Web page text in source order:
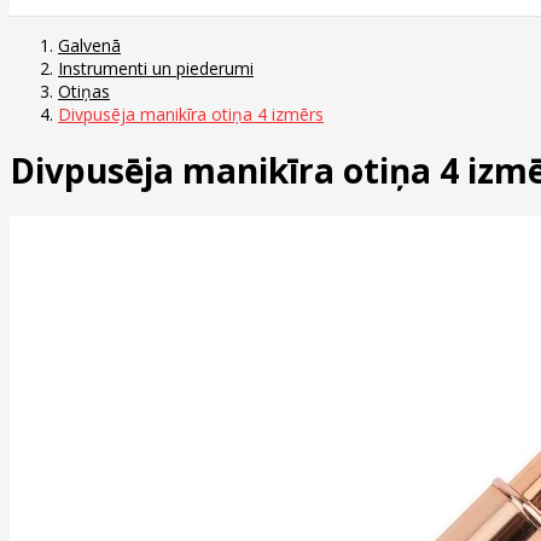
Galvenā
Instrumenti un piederumi
Otiņas
Divpusēja manikīra otiņa 4 izmērs
Divpusēja manikīra otiņa 4